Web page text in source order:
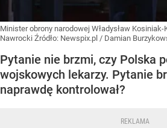
Minister obrony narodowej Władysław Kosiniak-
Nawrocki Źródło: Newspix.pl / Damian
Pytanie nie brzmi, czy Polska
wojskowych lekarzy. Pytanie
naprawdę kontrolował?